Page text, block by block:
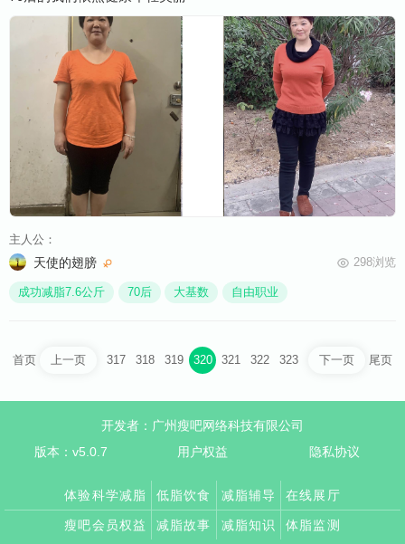
主人公：
天使的翅膀 298浏览
成功减脂7.6公斤 70后 大基数 自由职业
首页 上一页 317 318 319 320 321 322 323 下一页 尾页
开发者：广州瘦吧网络科技有限公司
版本：v5.0.7
用户权益 隐私协议
体验科学减脂 低脂饮食 减脂辅导 在线展厅
瘦吧会员权益 减脂故事 减脂知识 体脂监测